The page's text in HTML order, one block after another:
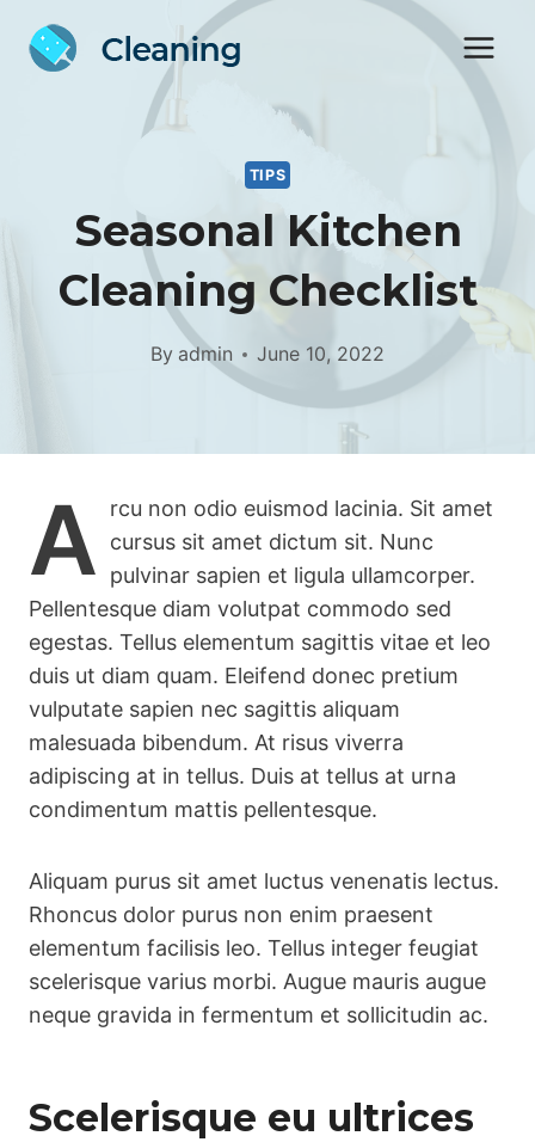
TIPS
Seasonal Kitchen
Cleaning Checklist
By admin June 10, 2022
A
rcu non odio euismod lacinia. Sit amet
cursus sit amet dictum sit. Nunc
pulvinar sapien et ligula ullamcorper.
Pellentesque diam volutpat commodo sed
egestas. Tellus elementum sagittis vitae et leo
duis ut diam quam. Eleifend donec pretium
vulputate sapien nec sagittis aliquam
malesuada bibendum. At risus viverra
adipiscing at in tellus. Duis at tellus at urna
condimentum mattis pellentesque.
Aliquam purus sit amet luctus venenatis lectus.
Rhoncus dolor purus non enim praesent
elementum facilisis leo. Tellus integer feugiat
scelerisque varius morbi. Augue mauris augue
neque gravida in fermentum et sollicitudin ac.
Scelerisque eu ultrices